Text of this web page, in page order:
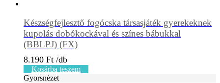
Készségfejlesztő fogócska társasjáték gyerekeknek
kupolás dobókockával és színes bábukkal
(BBLPJ) (FX)
8.190 Ft
Kosárba teszem
Gyorsnézet